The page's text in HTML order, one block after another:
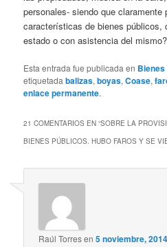
personales- siendo que claramente
características de bienes públicos,
estado o con asistencia del
Esta entrada fue publicada en
etiquetadabalizas,boyas,Coase,
enlace permanente.
21 COMENTARIOS EN “SOBRE LA
BIENES PÚBLICOS. HUBO FAROS Y SE
Raúl Torresen5 noviembre,